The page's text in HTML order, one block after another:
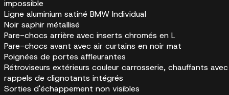
impossible
Ligne aluminium satiné BMW Individual
Noir saphir métallisé
Pare-chocs arrière avec inserts chromés en L
Pare-chocs avant avec air curtains en noir mat
Poignées de portes affleurantes
Rétroviseurs extérieurs couleur carrosserie, chauffants avec
rappels de clignotants intégrés
Sorties d'échappement non visibles